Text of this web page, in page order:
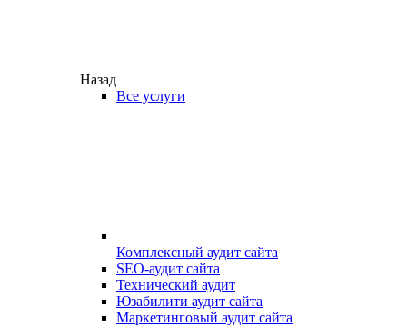
Назад
Все услуги
Комплексный аудит сайта
SEO-аудит сайта
Технический аудит
Юзабилити аудит сайта
Маркетинговый аудит сайта